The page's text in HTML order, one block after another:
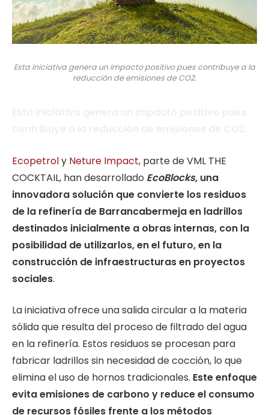
Esta iniciativa genera un impacto positivo pues contribuye a la
reducción de emisiones de CO2.
Ecopetroly Neture Impact, parte de VML THE
COCKTAIL, han desarrollado EcoBlocks, una
innovadora solución que convierte los residuos
de la refinería de Barrancabermeja en ladrillos
destinados inicialmente a obras internas, con la
posibilidad de utilizarlos, en el futuro, en la
construcción de infraestructuras en proyectos
sociales.
La iniciativa ofrece una salida circular a la materia
sólida que resulta del proceso de filtrado del agua
en la refinería. Estos residuos se procesan para
fabricar ladrillos sin necesidad de cocción, lo que
elimina el uso de hornos tradicionales. Este enfoque
evita emisiones de carbono y reduce el consumo
de recursos fósiles frente a los métodos